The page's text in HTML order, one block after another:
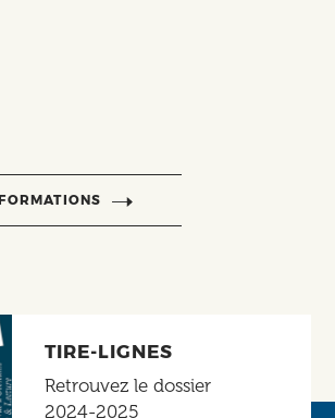
TIRE-LIGNES
Retrouvez le dossier
2024-2025